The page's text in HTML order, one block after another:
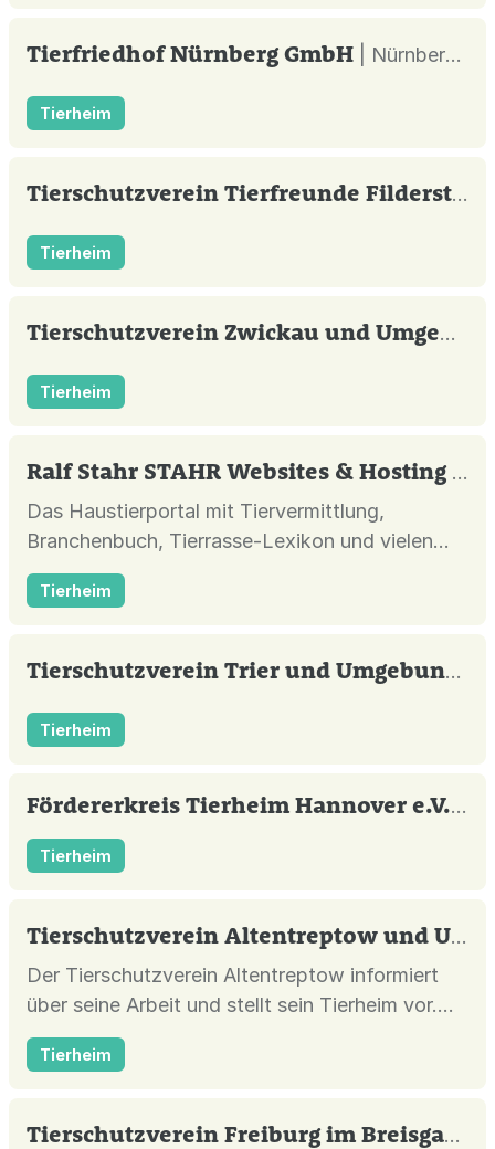
Tierfriedhof Nürnberg GmbH | Nürnberg |
Tierheim
Tierschutzverein Tierfreunde Filderstadt e.V.
Tierheim
Tierschutzverein Zwickau und Umgebung e.V.
Tierheim
Ralf Stahr STAHR Websites & Hosting |
Das Haustierportal mit Tiervermittlung,
Branchenbuch, Tierrasse-Lexikon und vielen
Informationen, Bildern und Terminen für Hunde,
Katzen, Kleintiere, Pferde, Reptilien und Vögel.
Tierheim
Tierschutzverein Trier und Umgebung e.V
Tierheim
Fördererkreis Tierheim Hannover e.V.
|
Tierheim
Tierschutzverein Altentreptow und Umgebung im Deutschen Tierschutzbund e.V.
Der Tierschutzverein Altentreptow informiert
über seine Arbeit und stellt sein Tierheim vor.
Hunde und Katzen suchen ein neues Zuhause.
Tierheim
Tierschutzverein Freiburg im Breisgau e.V.